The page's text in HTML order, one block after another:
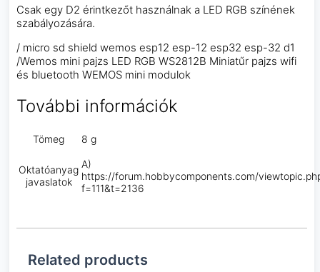
Csak egy D2 érintkezőt használnak a LED RGB színének
szabályozására.
/ micro sd shield wemos esp12 esp-12 esp32 esp-32 d1
/Wemos mini pajzs LED RGB WS2812B Miniatűr pajzs wifi
és bluetooth WEMOS mini modulok
További információk
Tömeg 8 g
Oktatóanyag
javaslatok
A)
https://forum.hobbycomponents.com/
f=111&t=2136
Related products